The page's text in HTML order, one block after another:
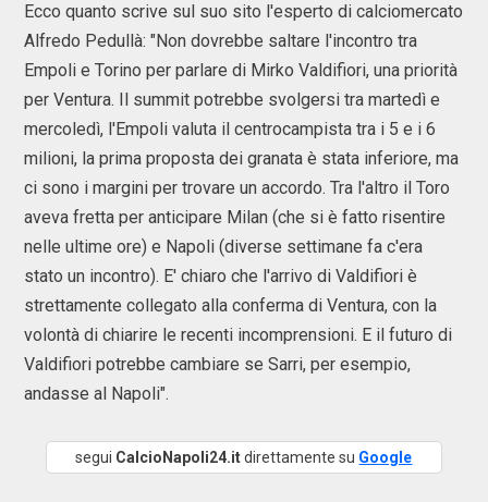
Ecco quanto scrive sul suo sito l'esperto di calciomercato
Alfredo Pedullà: "Non dovrebbe saltare l'incontro tra
Empoli e Torino per parlare di Mirko Valdifiori, una priorità
per Ventura. Il summit potrebbe svolgersi tra martedì e
mercoledì, l'Empoli valuta il centrocampista tra i 5 e i 6
milioni, la prima proposta dei granata è stata inferiore, ma
ci sono i margini per trovare un accordo. Tra l'altro il Toro
aveva fretta per anticipare Milan (che si è fatto risentire
nelle ultime ore) e Napoli (diverse settimane fa c'era
stato un incontro). E' chiaro che l'arrivo di Valdifiori è
strettamente collegato alla conferma di Ventura, con la
volontà di chiarire le recenti incomprensioni. E il futuro di
Valdifiori potrebbe cambiare se Sarri, per esempio,
andasse al Napoli".
segui CalcioNapoli24.itdirettamente su Google